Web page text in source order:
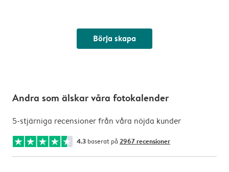
Börja skapa
Andra som älskar våra fotokalender
5-stjärniga recensioner från våra nöjda kunder
4.3 baserat på 2967 recensioner